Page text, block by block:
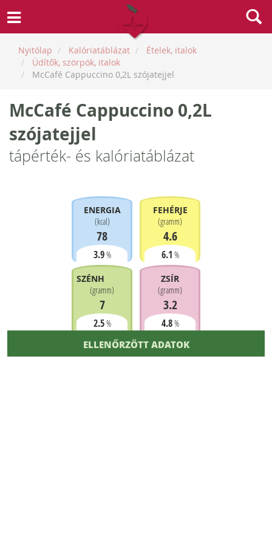
Nyitólap Kalóriatáblázat
Ételek, italok
Üdítők, szörpök, italok
McCafé Cappuccino 0,2L szójatejjel
McCafé Cappuccino 0,2L
szójatejjel
tápérték- és kalóriatáblázat
ENERGIA
(kcal)
78
3.9%
FEHÉRJE
(gramm)
4.6
6.1 %
SZÉNHIDRÁT
(gramm)
7
2.5%
ZSÍR
(gramm)
3.2
4.8%
ELLENŐRZÖTT ADATOK